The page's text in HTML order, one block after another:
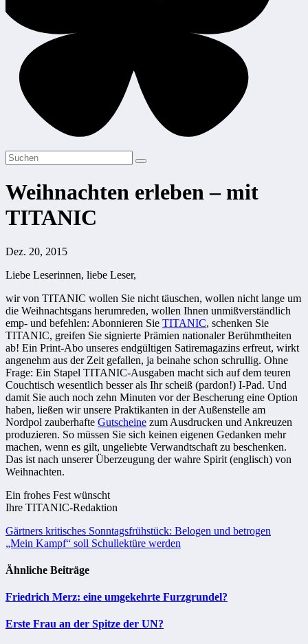
Weihnachten erleben – mit
TITANIC
Dez. 20, 2015
Liebe Leserinnen, liebe Leser,
wir von TITANIC wollen Sie nicht täuschen, wollen nicht lange um
die Weihnachtsgans herumreden, wollen Ihnen unmißverständlich
emp- und befehlen: Abonnieren Sie TITANIC, schenken Sie
TITANIC, greifen Sie signierte Prämien nationaler Berühmtheiten
ab! Ein Print-Abo unseres endgültigen Satiremagazins erfreut, wirkt
angenehm aus der Zeit gefallen, ja beinahe schon schrullig. Ohne
Frage: Ein Stapel TITANIC-Ausgaben macht sich auf dem teuren
Couchtisch wesentlich besser als Ihr scheiß (pardon!) I-Pad. Und
damit Sie auch noch zehn Minuten vor der Bescherung eine Option
haben, ließen wir unsere Praktikanten in der Außenstelle am
Nordpol zauberhafte Gutscheine zum Ausdrucken und Ankreuzen
produzieren. So müssen Sie sich keinen eigenen Gedanken mehr
machen, wenn es gilt, ungeliebte Verwandtschaft zu beschenken.
Das ist nach unserer Überzeugung der wahre Spirit (englisch) von
Weihnachten.
Ein frohes Fest wünscht
Ihre TITANIC-Redaktion
Beitragsnavigation
Gärtners kritisches Sonntagsfrühstück: Belogen und betrogen
„Mein Kampf“ soll Schullektüre werden
Ähnliche Beiträge
Friedrich Merz: eine umgekehrte Furzgrundel?
Erste Frau an der Spitze der UN?